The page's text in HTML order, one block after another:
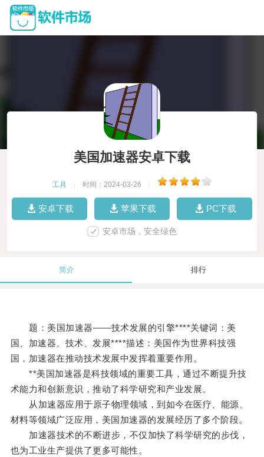
美国加速器安卓下载
工具 时间：2024-03-26
安卓下载 苹果下载 PC下载
安卓市场，安全绿色
简介 排行
题：美国加速器——技术发展的引擎****关键词：美
国、加速器、技术、发展****描述：美国作为世界科技强
国，加速器在推动技术发展中发挥着重要作用。
**美国加速器是科技领域的重要工具，通过不断提升技
术能力和创新意识，推动了科学研究和产业发展。
从加速器应用于原子物理领域，到如今在医疗、能源、
材料等领域广泛应用，美国加速器的发展经历了多个阶段。
加速器技术的不断进步，不仅加快了科学研究的步伐，
也为工业生产提供了更多可能性。